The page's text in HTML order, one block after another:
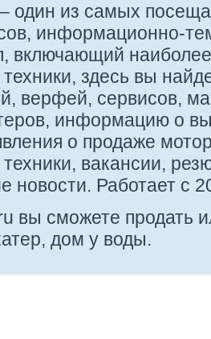
– один из самых
информационно-
включающий
здесь вы
верфей, сервисов,
информацию о
о продаже
вакансии,
новости. Работает с
вы сможете продать
дом у воды.